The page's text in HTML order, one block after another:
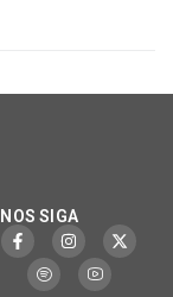
NOS SIGA